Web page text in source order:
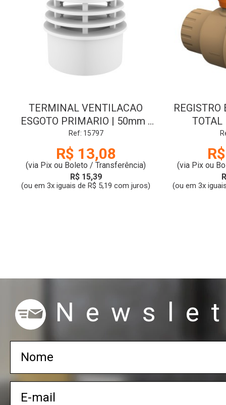
TERMINAL VENTILACAO
ESGOTO PRIMARIO | 50mm |
TIGRE
Ref: 15797
R$ 13,08
(via Pix ou Boleto / Transferência)
R$ 15,39
(ou em 3x iguais de R$ 5,19 com juros)
REGISTRO
(via Pix ou
(ou em 3x